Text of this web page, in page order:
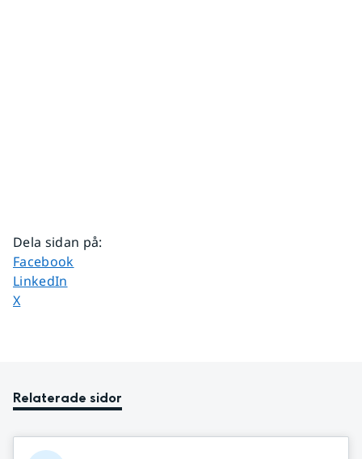
Dela sidan på:
Dela sidan på
Facebook
Dela sidan på
LinkedIn
Dela sidan på
X
Relaterade sidor